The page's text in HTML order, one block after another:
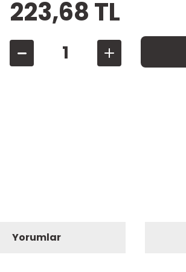
223,68 TL
Yorumlar